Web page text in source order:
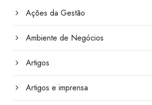
Ações da Gestão
Ambiente de Negócios
Artigos
Artigos e imprensa